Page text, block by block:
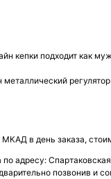
кепки подходит как
в день заказа,
адресу:
позвонив и